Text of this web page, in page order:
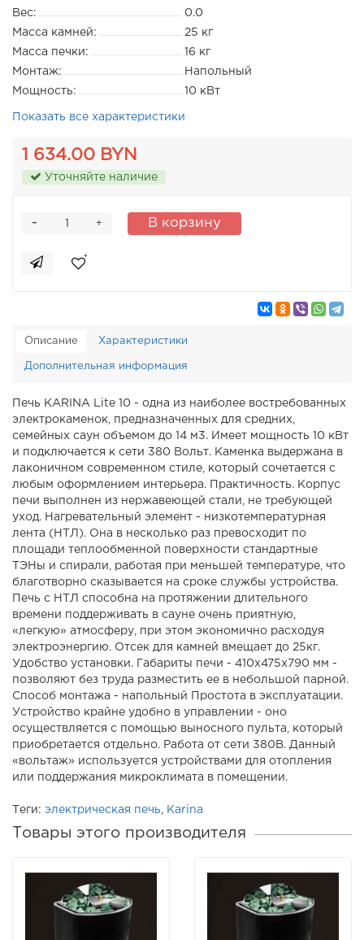
Вес:
0.0
Масса камней:
25 кг
Масса печки:
16 кг
Монтаж:
Напольный
Мощность:
10 кВт
Показать все характеристики
1 634.00 BYN
Уточняйте наличие
+
- В корзину
Описание Характеристики
Дополнительная информация
Печь KARINA Lite 10 - одна из наиболее востребованных
электрокаменок, предназначенных для средних,
семейных саун объемом до 14 м3. Имеет мощность 10 кВт
и подключается к сети 380 Вольт. Каменка выдержана в
лаконичном современном стиле, который сочетается с
любым оформлением интерьера. Практичность. Корпус
печи выполнен из нержавеющей стали, не требующей
уход. Нагревательный элемент - низкотемпературная
лента (НТЛ). Она в несколько раз превосходит по
площади теплообменной поверхности стандартные
ТЭНы и спирали, работая при меньшей температуре, что
благотворно сказывается на сроке службы устройства.
Печь с НТЛ способна на протяжении длительного
времени поддерживать в сауне очень приятную,
«легкую» атмосферу, при этом экономично расходуя
электроэнергию. Отсек для камней вмещает до 25кг.
Удобство установки. Габариты печи - 410x475x790 мм -
позволяют без труда разместить ее в небольшой парной.
Способ монтажа - напольный Простота в эксплуатации.
Устройство крайне удобно в управлении - оно
осуществляется с помощью выносного пульта, который
приобретается отдельно. Работа от сети 380В. Данный
«вольтаж» используется устройствами для отопления
или поддержания микроклимата в помещении.
Теги: электрическая печь Karina
Товары этого производителя